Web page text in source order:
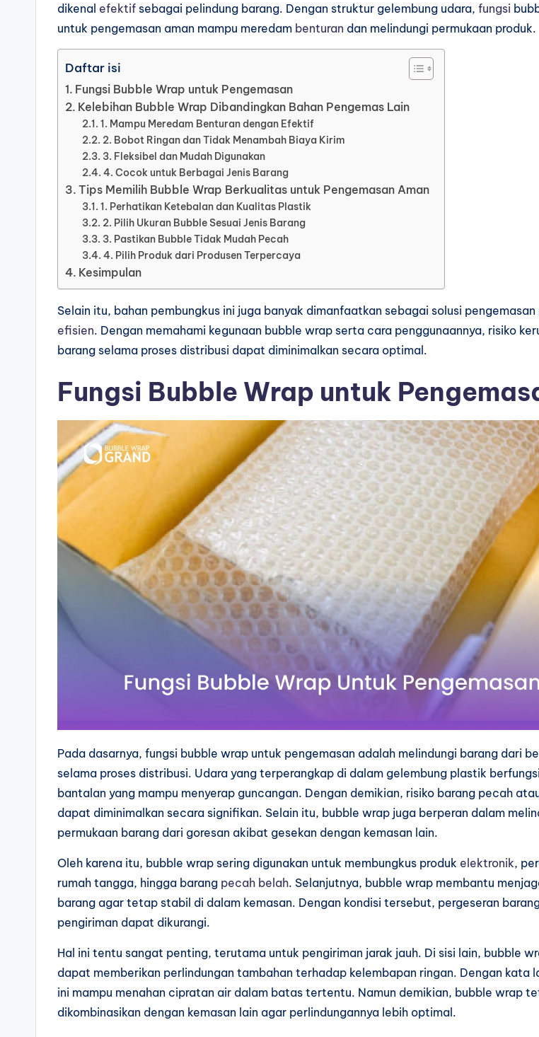
dikenal efektif sebagai pelindung barang. Dengan struktur gelembung udara, fungsi
untuk pengemasan aman mampu meredam benturan dan melindungi permukaan produk.
Daftar isi
Fungsi Bubble Wrap untuk Pengemasan
Kelebihan Bubble Wrap Dibandingkan Bahan Pengemas Lain
1. Mampu Meredam Benturan dengan Efektif
2. Bobot Ringan dan Tidak Menambah Biaya Kirim
3. Fleksibel dan Mudah Digunakan
4. Cocok untuk Berbagai Jenis Barang
Tips Memilih Bubble Wrap Berkualitas untuk Pengemasan Aman
1. Perhatikan Ketebalan dan Kualitas Plastik
2. Pilih Ukuran Bubble Sesuai Jenis Barang
3. Pastikan Bubble Tidak Mudah Pecah
4. Pilih Produk dari Produsen Terpercaya
Kesimpulan
Selain itu, bahan pembungkus ini juga banyak dimanfaatkan sebagai solusi
efisien. Dengan memahami kegunaan bubble wrap serta cara penggunaannya, risiko
barang selama proses distribusi dapat diminimalkan secara optimal.
Fungsi Bubble Wrap untuk
Pada dasarnya, fungsi bubble wrap untuk pengemasan adalah melindungi barang dari
selama proses distribusi. Udara yang terperangkap di dalam gelembung plastik
bantalan yang mampu menyerap guncangan. Dengan demikian, risiko barang pecah
dapat diminimalkan secara signifikan. Selain itu, bubble wrap juga berperan dalam
permukaan barang dari goresan akibat gesekan dengan kemasan lain.
Oleh karena itu, bubble wrap sering digunakan untuk membungkus produk elektronik,
rumah tangga, hingga barang pecah belah. Selanjutnya, bubble wrap membantu
barang agar tetap stabil di dalam kemasan. Dengan kondisi tersebut, pergeseran
pengiriman dapat dikurangi.
Hal ini tentu sangat penting, terutama untuk pengiriman jarak jauh. Di sisi lain, bubble
dapat memberikan perlindungan tambahan terhadap kelembapan ringan. Dengan kata
ini mampu menahan cipratan air dalam batas tertentu. Namun demikian, bubble wrap
dikombinasikan dengan kemasan lain agar perlindungannya lebih optimal.